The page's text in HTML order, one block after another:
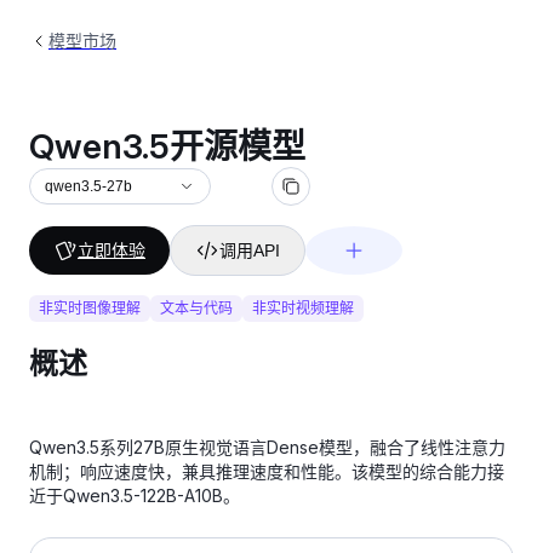
模型市场
Qwen3.5开源模型
qwen3.5-27b
立即体验 调用API
非实时图像理解 文本与代码 非实时视频理解
概述
Qwen3.5系列27B原生视觉语言Dense模型，融合了线性注意力
机制；响应速度快，兼具推理速度和性能。该模型的综合能力接
近于Qwen3.5-122B-A10B。